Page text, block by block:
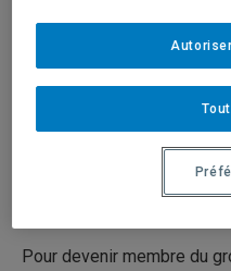
d’administration ou des
Ce groupe est privé et
La secrétaire, Anne
Gauthier, agiront à titre de
Pour devenir membre du